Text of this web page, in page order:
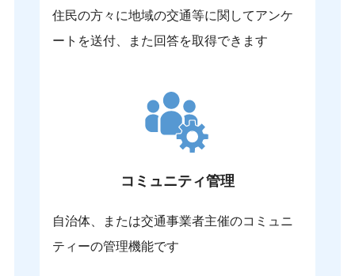
住民の方々に地域の交通等に関してアンケ
ートを送付、また回答を取得できます
コミュニティ管理
自治体、または交通事業者主催のコミュニ
ティーの管理機能です